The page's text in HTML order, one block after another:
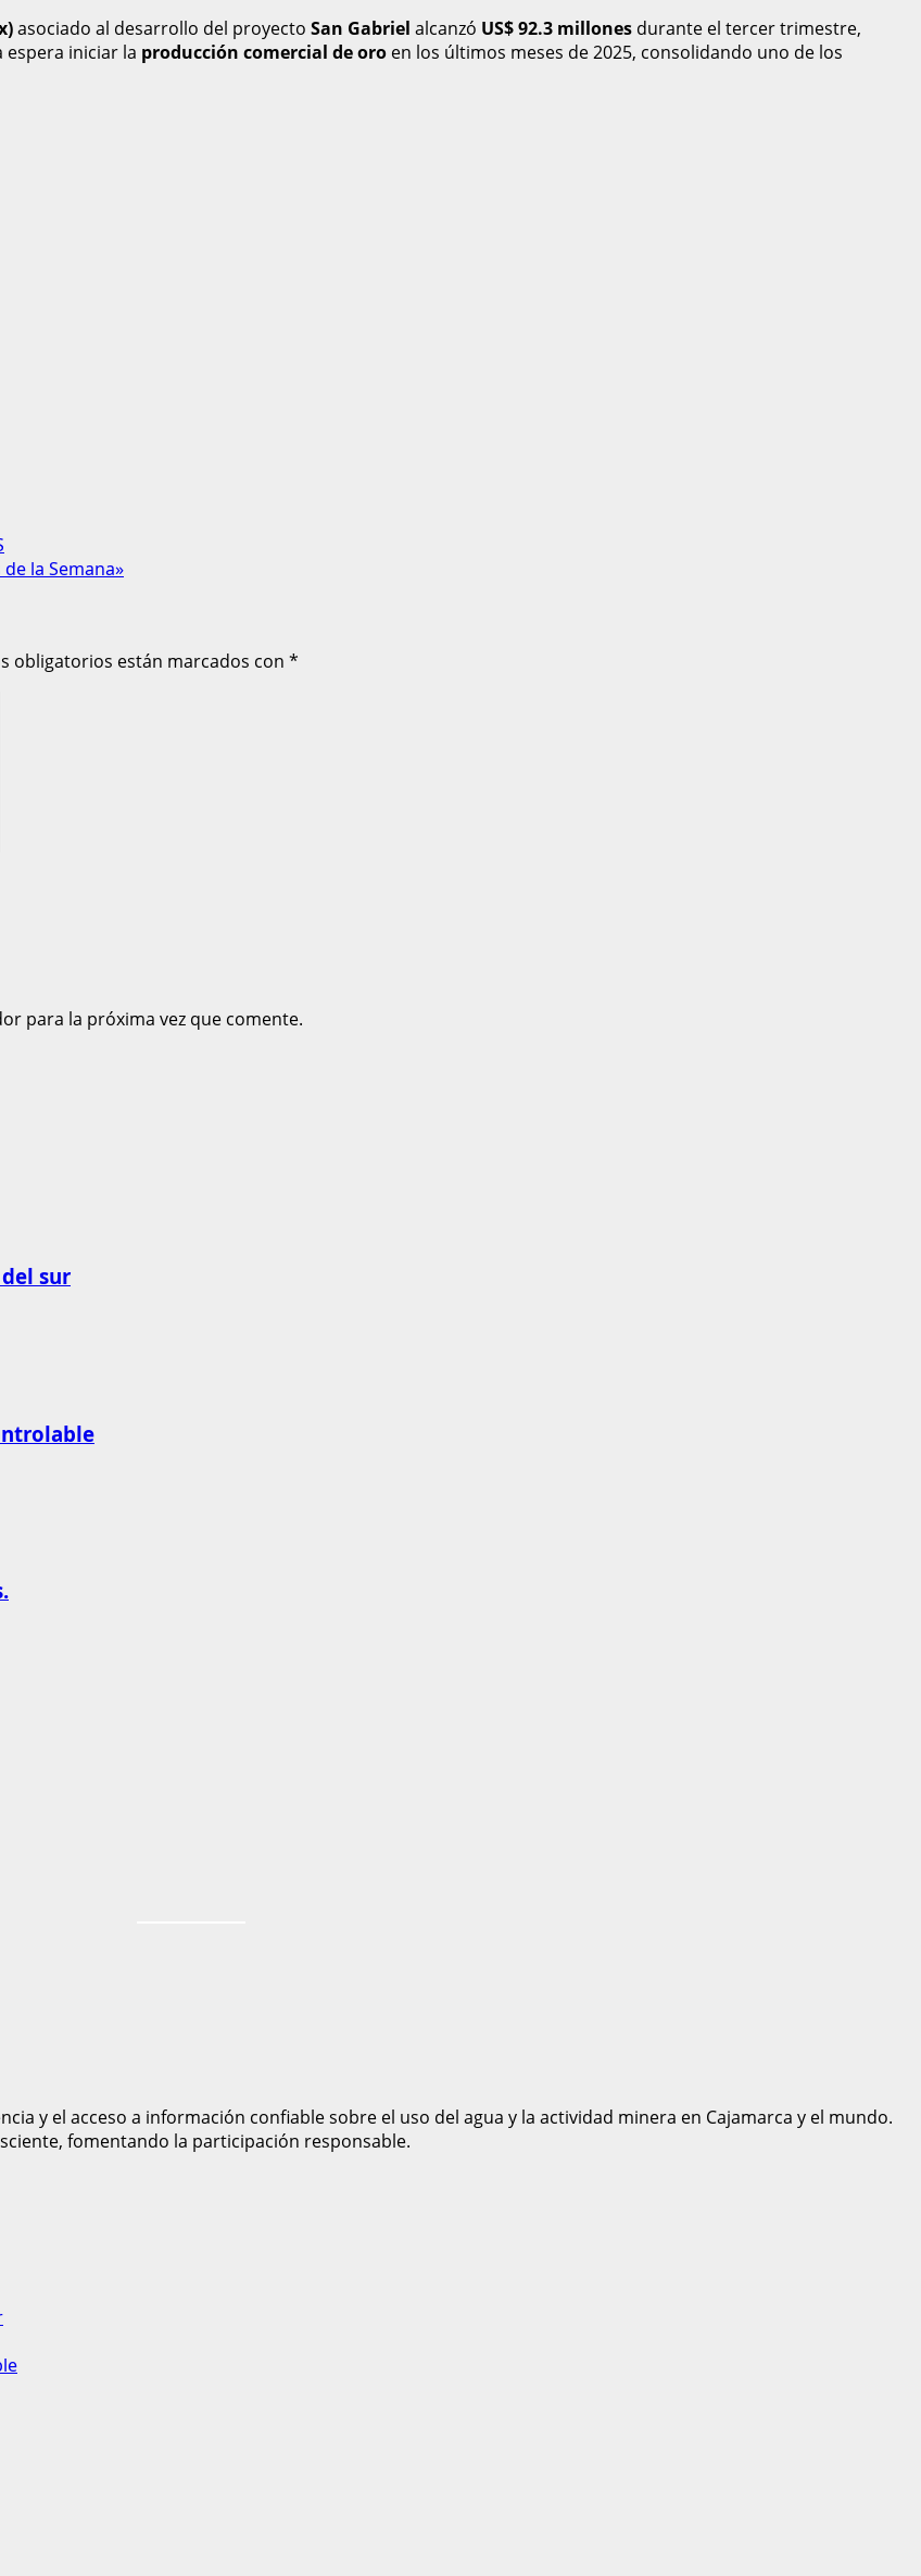
asociado al desarrollo del proyecto San Gabriel alcanzó US$ 92.3 millones durante el tercer trimestre,
iniciar la producción comercial de oro en los últimos meses de 2025, consolidando uno de los
la Semana»
obligatorios están marcados con *
para la próxima vez que comente.
sur
y el acceso a información confiable sobre el uso del agua y la actividad minera en Cajamarca y el mundo.
fomentando la participación responsable.